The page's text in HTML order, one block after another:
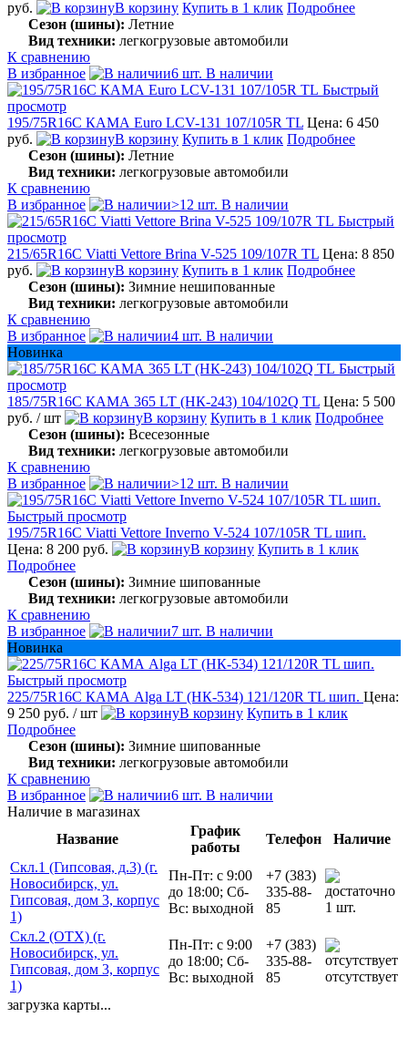
руб. В корзину Купить в 1 клик Подробнее
Сезон (шины): Летние
Вид техники: легкогрузовые автомобили
К сравнению
В избранное
6 шт. В наличии
Быстрый
просмотр
195/75R16C КАМА Euro LCV-131 107/105R TL Цена: 6 450
руб.
В корзину Купить в 1 клик Подробнее
Сезон (шины): Летние
Вид техники: легкогрузовые автомобили
К сравнению
В избранное
>12 шт. В наличии
Быстрый
просмотр
215/65R16C Viatti Vettore Brina V-525 109/107R TL Цена: 8 850
руб.
В корзину Купить в 1 клик Подробнее
Сезон (шины): Зимние нешипованные
Вид техники: легкогрузовые автомобили
К сравнению
В избранное
4 шт. В наличии
Новинка
Быстрый
просмотр
185/75R16C КАМА 365 LT (НК-243) 104/102Q TL Цена: 5 500
руб. / шт В корзину Купить в 1 клик Подробнее
Сезон (шины): Всесезонные
Вид техники: легкогрузовые автомобили
К сравнению
В избранное
>12 шт. В наличии
Быстрый просмотр
195/75R16C Viatti Vettore Inverno V-524 107/105R TL шип.
Цена: 8 200 руб.
В корзину Купить в 1 клик
Подробнее
Сезон (шины): Зимние шипованные
Вид техники: легкогрузовые автомобили
К сравнению
В избранное
7 шт. В наличии
Новинка
Быстрый просмотр
225/75R16C КАМА Alga LT (НК-534) 121/120R TL шип. Цена:
9 250 руб. / шт В корзину Купить в 1 клик
Подробнее
Сезон (шины): Зимние шипованные
Вид техники: легкогрузовые автомобили
К сравнению
В избранное
6 шт. В наличии
Наличие в магазинах
Название
График
работы
Телефон
Наличие
Скл.1 (Гипсовая, д.3) (г.
Новосибирск, ул.
Гипсовая, дом 3, корпус
1)
Пн-Пт: с 9:00
до 18:00; Сб-
Вс: выходной
+7 (383)
335-88-
85
1 шт.
Скл.2 (ОТХ) (г.
Новосибирск, ул.
Гипсовая, дом 3, корпус
1)
Пн-Пт: с 9:00
до 18:00; Сб-
Вс: выходной
+7 (383)
335-88-
85
отсутствует
загрузка карты...